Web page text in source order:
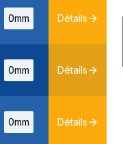
0mm Détails
0mm Détails
0mm Détails